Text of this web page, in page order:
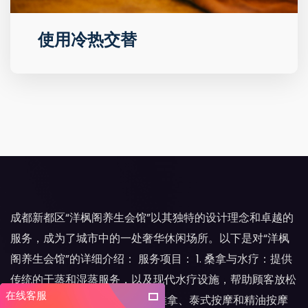
在线客服
使用冷热交替
成都新都区“洋枫阁养生会馆”以其独特的设计理念和卓越的
服务，成为了城市中的一处奢华休闲场所。以下是对“洋枫
阁养生会馆”的详细介绍： 服务项目： 1. 桑拿与水疗：提供
传统的干蒸和湿蒸服务，以及现代水疗设施，帮助顾客放松
身心。 2. 专业按摩：包括中式推拿、泰式按摩和精油按摩